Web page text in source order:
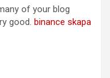
of your blog
good. binance skapa